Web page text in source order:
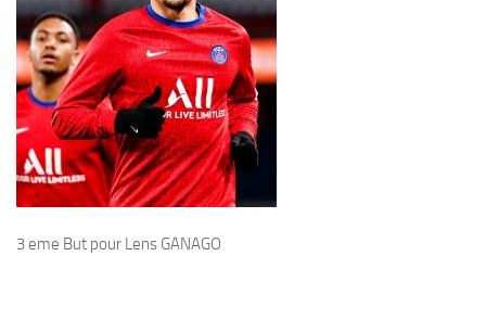
3 eme But pour Lens GANAGO